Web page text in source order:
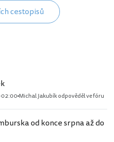
cestopisů
Michal Jakubík odpověděl ve fóru
od konce srpna až do